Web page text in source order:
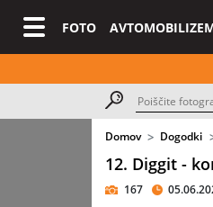
FOTO
Domov Dogodki
12. Diggit -
167